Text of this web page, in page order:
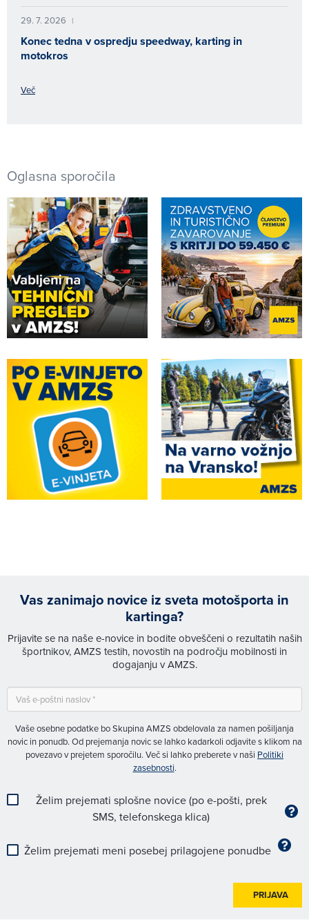
29. 7. 2026 |
Konec tedna v ospredju speedway, karting in
motokros
Več
Oglasna sporočila
Vas zanimajo novice iz sveta motošporta in
kartinga?
Prijavite se na naše e-novice in bodite obveščeni o rezultatih naših
športnikov, AMZS testih, novostih na področju mobilnosti in
dogajanju v AMZS.
Vaše osebne podatke bo Skupina AMZS obdelovala za namen pošiljanja
novic in ponudb. Od prejemanja novic se lahko kadarkoli odjavite s klikom na
povezavo v prejetem sporočilu. Več si lahko preberete v naši Politiki
zasebnosti.
Želim prejemati splošne novice (po e-pošti, prek
SMS, telefonskega klica)
Želim prejemati meni posebej prilagojene ponudbe
PRIJAVA